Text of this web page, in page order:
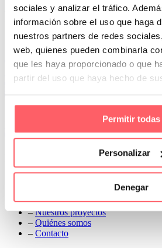
sociales y analizar el tráfico.
información sobre el uso que haga
nuestros partners de redes
web, quienes pueden combinarla
que les haya proporcionado o que
partir del uso que haya hecho de
Permitir todas
Personalizar
Denegar
Prev
Next
Conoce Cortinas Sanmar
c/ Madrid nº 87 Local 1 y 5 28970
91 498 08 97
699 241 888
info@cortinassanmar.es
Qué y cómo lo hacemos
–Preguntas frecuentes
–Nuestros proyectos
– Quiénes somos
– Contacto